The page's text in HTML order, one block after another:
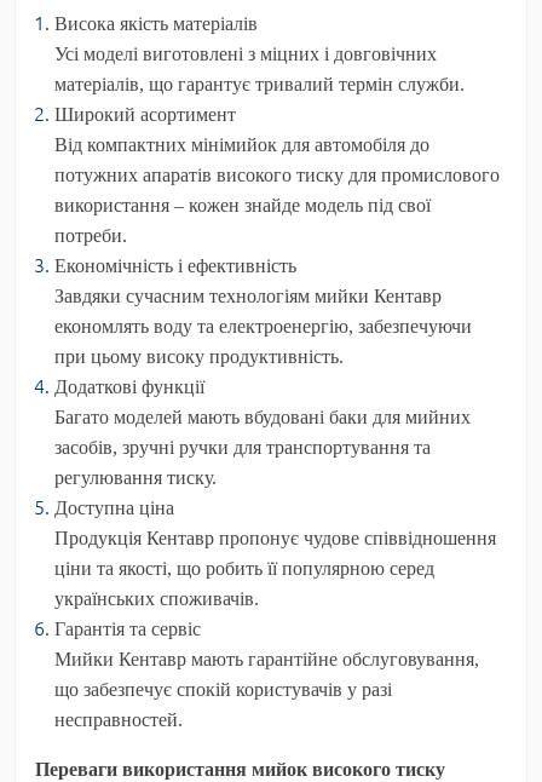
Висока якість матеріалів
Усі моделі виготовлені з міцних і довговічних
матеріалів, що гарантує тривалий термін служби.
Широкий асортимент
Від компактних мінімийок для автомобіля до
потужних апаратів високого тиску для промислового
використання – кожен знайде модель під свої
потреби.
Економічність і ефективність
Завдяки сучасним технологіям мийки Кентавр
економлять воду та електроенергію, забезпечуючи
при цьому високу продуктивність.
Додаткові функції
Багато моделей мають вбудовані баки для мийних
засобів, зручні ручки для транспортування та
регулювання тиску.
Доступна ціна
Продукція Кентавр пропонує чудове співвідношення
ціни та якості, що робить її популярною серед
українських споживачів.
Гарантія та сервіс
Мийки Кентавр мають гарантійне обслуговування,
що забезпечує спокій користувачів у разі
несправностей.
Переваги використання мийок високого тиску